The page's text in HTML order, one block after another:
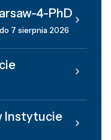
4-PhD
7 sierpnia 2026
Instytucie